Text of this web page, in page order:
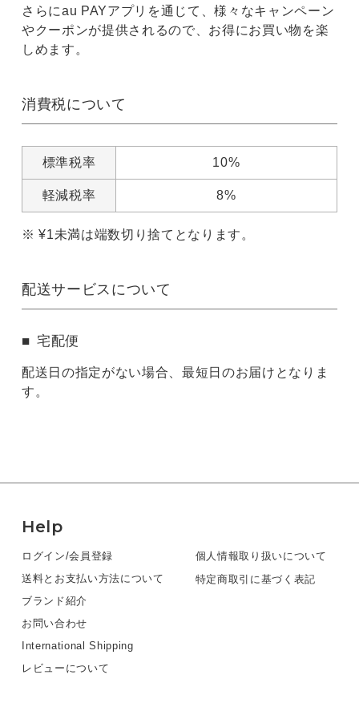
さらにau PAYアプリを通じて、様々なキャンペーン
やクーポンが提供されるので、お得にお買い物を楽
しめます。
消費税について
標準税率 10%
軽減税率 8%
¥1未満は端数切り捨てとなります。
配送サービスについて
宅配便
配送日の指定がない場合、最短日のお届けとなりま
す。
Help
ログイン/会員登録
送料とお支払い方法について
ブランド紹介
お問い合わせ
International Shipping
レビューについて
個人情報取り扱いについて
特定商取引に基づく表記